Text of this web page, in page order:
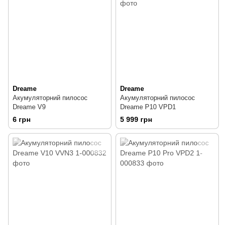
Dreame
Акумуляторний пилосос
Dreame V9
6 грн
Dreame
Акумуляторний пилосос
Dreame P10 VPD1
5 999 грн